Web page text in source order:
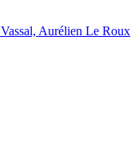
Aurélien Le Roux